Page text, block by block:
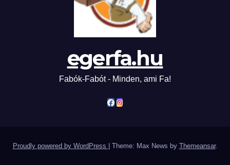
egerfa.hu
Fabók-Fabót - Minden, ami Fa!
Proudly powered by WordPress Theme: Max News by Themeansar.